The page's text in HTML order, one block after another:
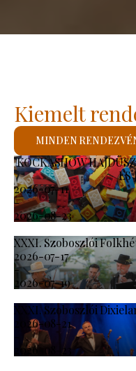
KOCKASHOW
ÉS
2026-07-11
-
2026-08-23
XXXI. Szoboszlói
2026-07-17
-
2026-07-19
XXXI. Szoboszlói
2026-08-21
-
2026-08-23
Kiemelt
MINDEN